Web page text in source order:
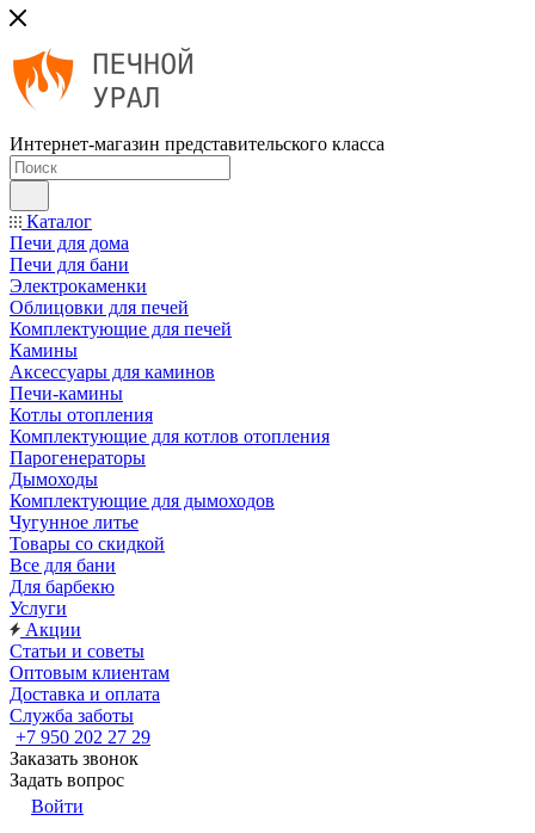
Интернет-магазин представительского класса
Каталог
Печи для дома
Печи для бани
Электрокаменки
Облицовки для печей
Комплектующие для печей
Камины
Аксессуары для каминов
Печи-камины
Котлы отопления
Комплектующие для котлов отопления
Парогенераторы
Дымоходы
Комплектующие для дымоходов
Чугунное литье
Товары со скидкой
Все для бани
Для барбекю
Услуги
Акции
Статьи и советы
Оптовым клиентам
Доставка и оплата
Служба заботы
+7 950 202 27 29
Заказать звонок
Задать вопрос
Войти